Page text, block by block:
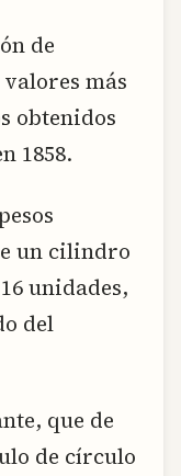
de
valores más
obtenidos
1858.
un cilindro
unidades,
del
que de
de círculo